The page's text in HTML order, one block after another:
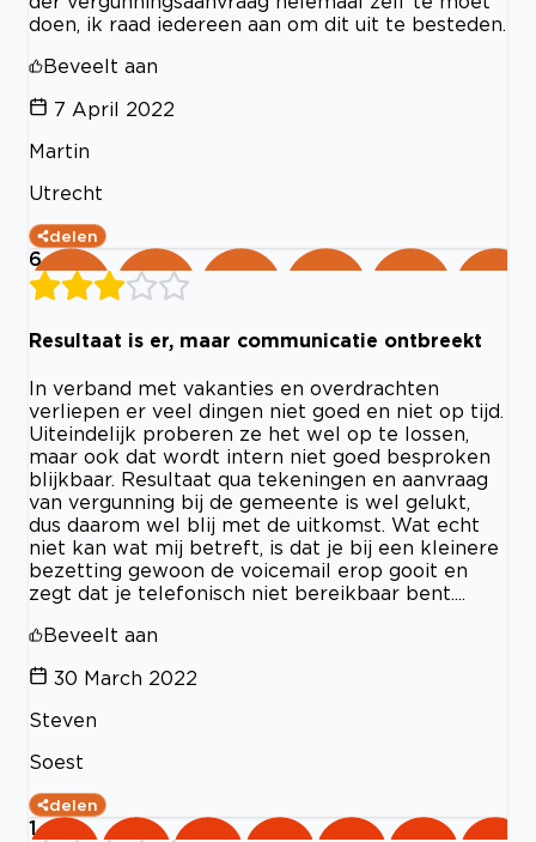
doen, ik raad iedereen aan om dit uit te besteden.
Beveelt aan
7 April 2022
Martin
Utrecht
delen
6
Resultaat is er, maar communicatie ontbreekt
In verband met vakanties en overdrachten
verliepen er veel dingen niet goed en niet op tijd.
Uiteindelijk proberen ze het wel op te lossen,
maar ook dat wordt intern niet goed besproken
blijkbaar. Resultaat qua tekeningen en aanvraag
van vergunning bij de gemeente is wel gelukt,
dus daarom wel blij met de uitkomst. Wat echt
niet kan wat mij betreft, is dat je bij een kleinere
bezetting gewoon de voicemail erop gooit en
zegt dat je telefonisch niet bereikbaar bent....
Beveelt aan
30 March 2022
Steven
Soest
delen
1